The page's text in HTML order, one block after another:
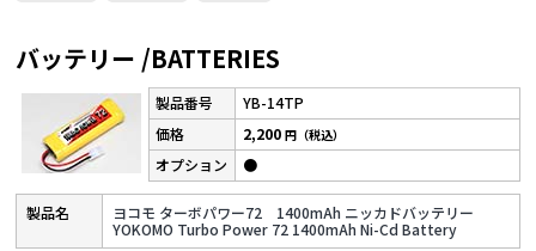
バッテリー /BATTERIES
YB-14TP
ヨコモ ターボパワー72 1400mAh ニッカドバッテリー
YOKOMO Turbo Power 72 1400mAh Ni-Cd Battery
2,200円（税込）
●